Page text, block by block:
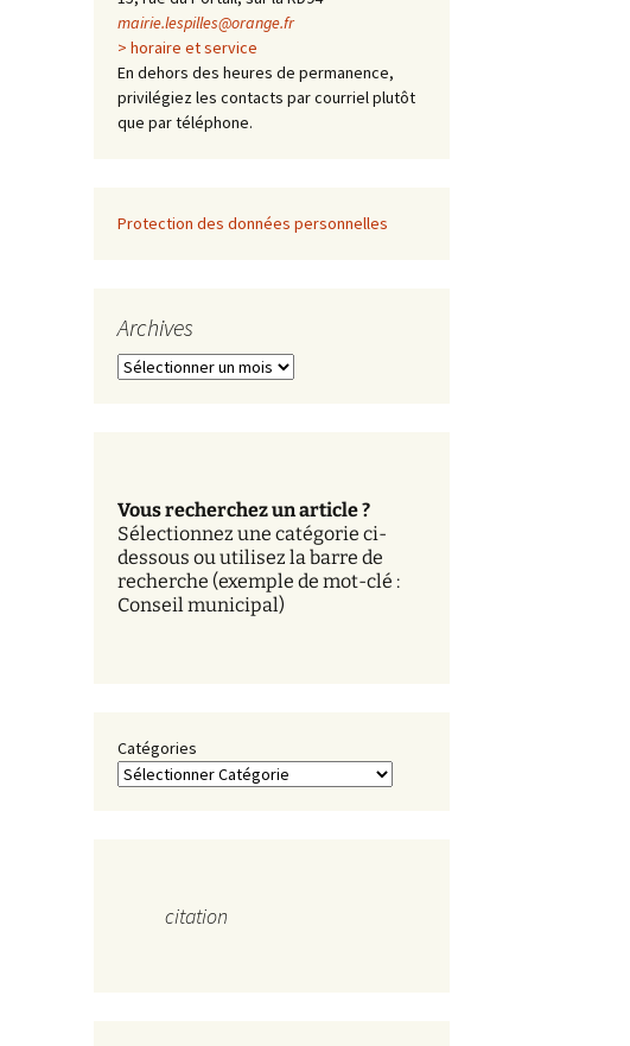
mairie.lespilles@orange.fr
> horaire et service
En dehors des heures de permanence,
privilégiez les contacts par courriel plutôt
que par téléphone.
Protection des données personnelles
Archives
A
e
s
Vous recherchez un article ?
Sélectionnez une catégorie ci-
dessous ou utilisez la barre de
recherche (exemple de mot-clé :
Conseil municipal)
Catégories
citation